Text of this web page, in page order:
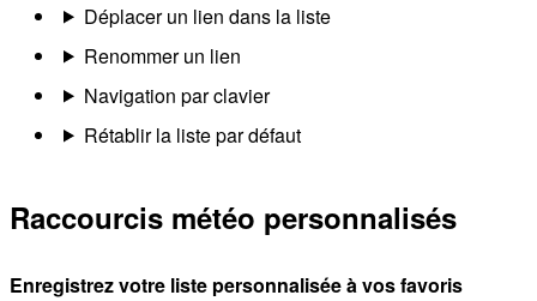
Déplacer un lien dans la liste
Renommer un lien
Navigation par clavier
Rétablir la liste par défaut
Raccourcis météo personnalisés
Enregistrez votre liste personnalisée à vos favoris